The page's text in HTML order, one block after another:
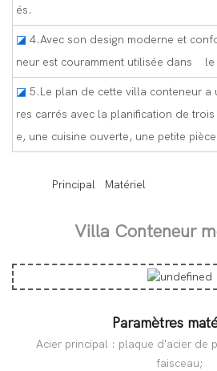
és.
◪ 4.Avec son design moderne et
neur est couramment utilisée dans
◪ 5.Le plan de cette villa conteneur a
res carrés avec la planification de
e, une cuisine ouverte, une petite
Principal Matériel
Villa Conteneur
Paramètres
Acier principal : plaque d'acier de
faisceau;